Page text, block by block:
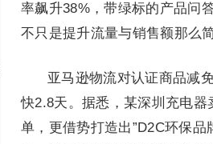
率飙升38%，带绿标的产品问
不只是提升流量与销售额那么简
亚马逊物流对认证商品减
快2.8天。据悉，某深圳充电
单，更借势打造出”D2C环保